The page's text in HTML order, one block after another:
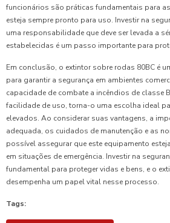
funcionários são práticas fundamentais para
esteja sempre pronto para uso. Investir na
uma responsabilidade que deve ser levada a
estabelecidas é um passo importante para
Em conclusão, o extintor sobre rodas 80BC é
para garantir a segurança em ambientes
capacidade de combate a incêndios de classe
facilidade de uso, torna-o uma escolha ideal
elevados. Ao considerar suas vantagens, a
adequada, os cuidados de manutenção e as
possível assegurar que este equipamento
em situações de emergência. Investir na
fundamental para proteger vidas e bens, e o
desempenha um papel vital nesse processo.
Tags: